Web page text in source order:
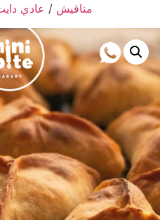
مناقيش / عادي